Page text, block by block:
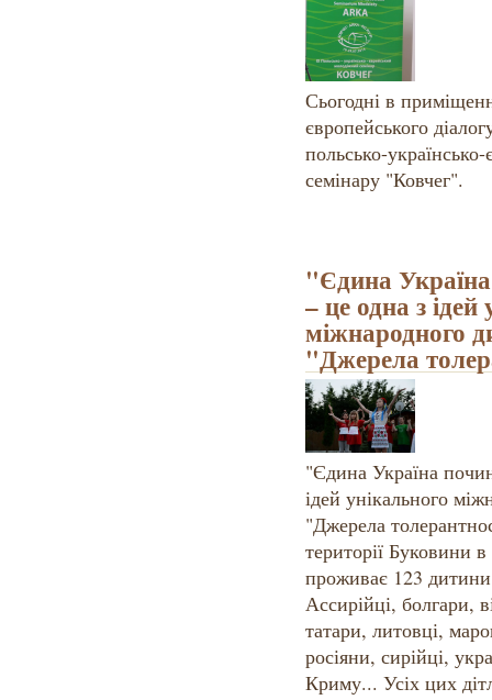
Сьогодні в
європейського
польсько-
семінару "Ковчег".
"Єдина
– це одна з ідей
міжнародного
"Джерела
"Єдина Україна
ідей унікального
"Джерела
території Буковини
проживає 123 дитини
Ассирійці, болгари,
татари, литовці,
росіяни, сирійці,
Криму... Усіх цих